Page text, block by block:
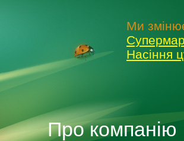
Ми
Насіння
Про компанію